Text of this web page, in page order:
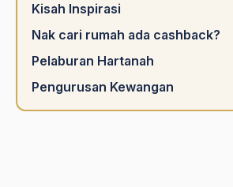
Kisah Inspirasi
Nak cari rumah ada cashback?
Pelaburan Hartanah
Pengurusan Kewangan